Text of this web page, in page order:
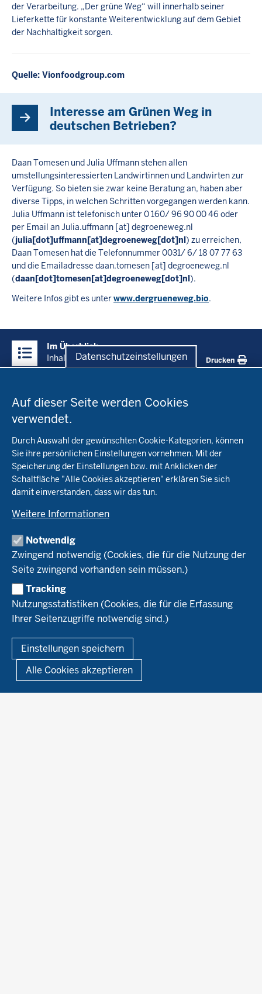
Datenschutzeinstellungen
Auf dieser Seite werden Cookies
verwendet.
Durch Auswahl der gewünschten Cookie-Kategorien, können
Sie ihre persönlichen Einstellungen vornehmen. Mit der
Speicherung der Einstellungen bzw. mit Anklicken der
Schaltfläche "Alle Cookies akzeptieren" erklären Sie sich
damit einverstanden, dass wir das tun.
Weitere Informationen
Notwendig
Zwingend notwendig (Cookies, die für die Nutzung der
Seite zwingend vorhanden sein müssen.)
Tracking
Nutzungsstatistiken (Cookies, die für die Erfassung
Ihrer Seitenzugriffe notwendig sind.)
Einstellungen speichern
Alle Cookies akzeptieren
der Verarbeitung. „Der grüne Weg“ will innerhalb seiner
Lieferkette für konstante Weiterentwicklung auf dem Gebiet
der Nachhaltigkeit sorgen.
Quelle: Vionfoodgroup.com
Interesse am Grünen Weg in
deutschen Betrieben?
Daan Tomesen und Julia Uffmann stehen allen
umstellungsinteressierten Landwirtinnen und Landwirten zur
Verfügung. So bieten sie zwar keine Beratung an, haben aber
diverse Tipps, in welchen Schritten vorgegangen werden kann.
Julia Uffmann ist telefonisch unter 0 160/ 96 90 00 46 oder
per Email anJulia.uffmann [at] degroeneweg.nl
(julia[dot]uffmann[at]degroeneweg[dot]nl) zu erreichen,
Daan Tomesen hat die Telefonnummer 0031/ 6/ 18 07 77 63
und die Emailadresse daan.tomesen [at] degroeneweg.nl
(daan[dot]tomesen[at]degroeneweg[dot]nl).
Weitere Infos gibt es unterwww.dergrueneweg.bio.
Inhalte
Im Überblick
Inhalt
Drucken
in
der
Fachinfo
Öko-Modellregionen NRW
Pflanzenbau
Tierhaltung
Markt
Umstellung
Recht
Beratung
Landwirtschaftskammer NRW
Bioland
Naturland
Versuche
Leitbetriebe Ökologischer Landbau
Versuchsbetriebe
WRRL-Modellbetriebe
Kontakte Versuchswesen
Aktuelles
Arbeitsschwerpunkte
Material & Kontakt
Ökoschule in Kleve
Ausbildungsbetriebe
Berufsausbildung
Forschung
Projekte Ökoteam
Forschungsergebnisse
Service
Kontakt
Newsletter
Demonstrationsbetriebe Ökologischer Landbau
Links
Fußzeile
Impressum Datenschutzerklärung